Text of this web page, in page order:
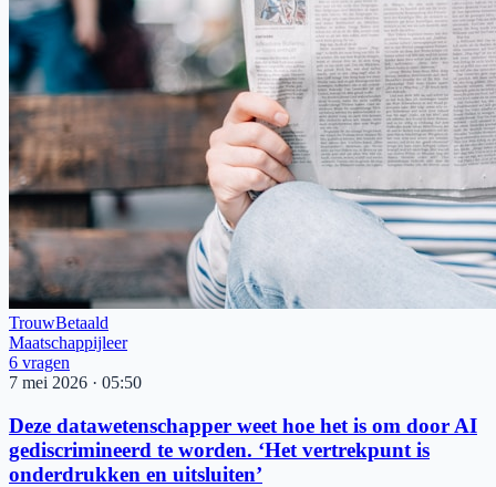
TrouwBetaald
Maatschappijleer
6 vragen
7 mei 2026 · 05:50
Deze datawetenschapper weet hoe het is om door AI
gediscrimineerd te worden. ‘Het vertrekpunt is
onderdrukken en uitsluiten’